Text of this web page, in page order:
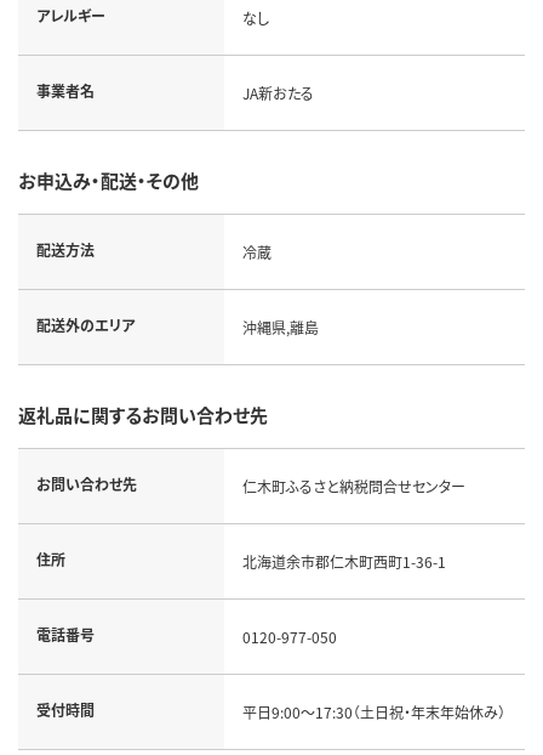
アレルギー なし
事業者名 JA新おたる
お申込み・配送・その他
配送方法 冷蔵
配送外のエリア 沖縄県,離島
返礼品に関するお問い合わせ先
お問い合わせ先 仁木町ふるさと納税問合せセンター
住所 北海道余市郡仁木町西町1-36-1
電話番号 0120-977-050
受付時間 平日9:00～17:30（土日祝・年末年始休み）